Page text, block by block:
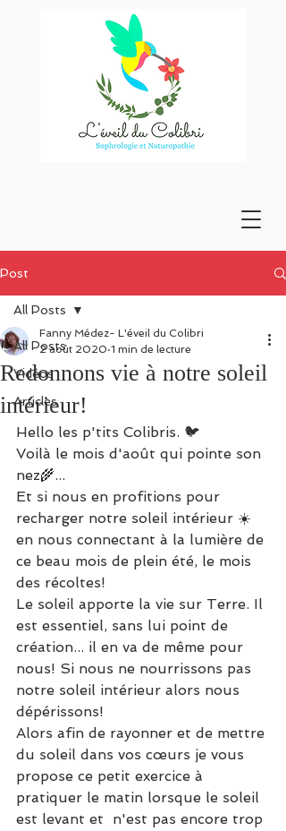
Post
All Posts
Vidéos
Articles
All Posts
Redonnons vie à notre soleil
intérieur!
Fanny Médez- L'éveil du Colibri
2 août 2020 1 min de lecture
Hello les p'tits Colibris. 🐦
Voilà le mois d'août qui pointe son
nez🌾...
Et si nous en profitions pour
recharger notre soleil intérieur ☀️
en nous connectant à la lumière de
ce beau mois de plein été, le mois
des récoltes!
Le soleil apporte la vie sur Terre. Il
est essentiel, sans lui point de
création... il en va de même pour
nous! Si nous ne nourrissons pas
notre soleil intérieur alors nous
dépérissons!
Alors afin de rayonner et de mettre
du soleil dans vos cœurs je vous
propose ce petit exercice à
pratiquer le matin lorsque le soleil
est levant et  n'est pas encore trop